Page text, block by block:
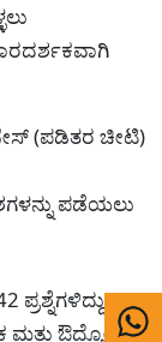
(ಪಡಿತರ ಚೀಟಿ)
ಪಡೆಯಲು
ಮತ್ತು ಔದ್ಯೋಗಿಕ